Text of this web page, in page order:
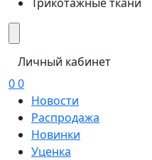
Личный кабинет
00
Новости
Распродажа
Новинки
Уценка